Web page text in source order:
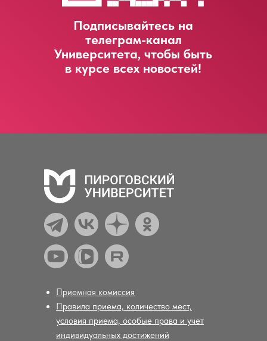
Подписывайтесь на
телеграм-канал
Университета, чтобы быть
в курсе всех новостей!
Приемная комиссия
Правила приема, количество мест,
условия приема, особые права и учет
индивидуальных достижений